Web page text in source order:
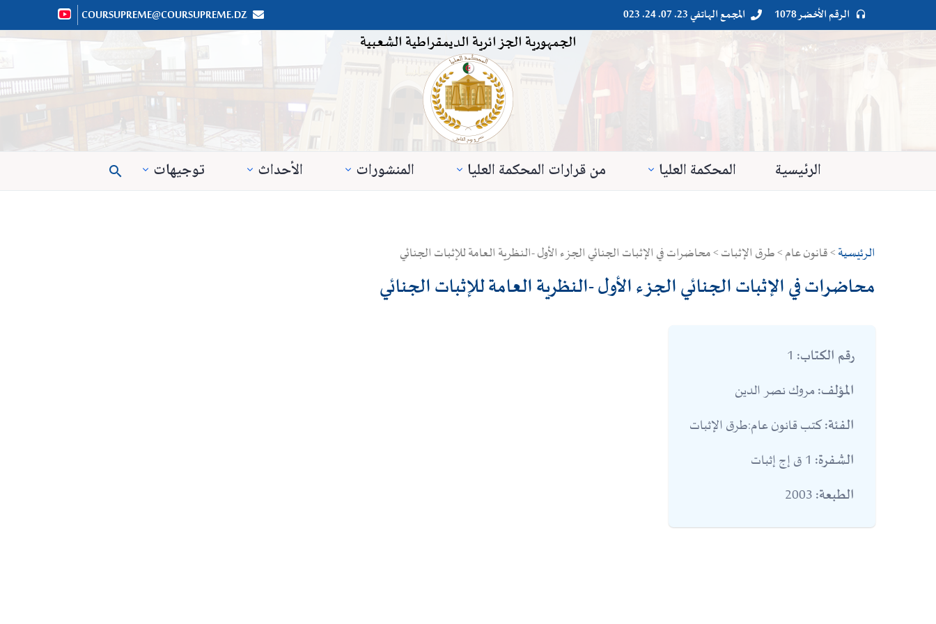

 الرقم الأخضر 1078 
 المجمع الهاتفي 23. 07. 24. 023 

COURSUPREME@COURSUPREME.DZ
الجمهورية الجزائرية الديمقراطية الشعبية
الرئيسية المحكمة العليا من قرارات المحكمة العليا المنشورات الأحداث توجيهات 
الرئيسية> قانون عام > طرق الإثبات > محاضرات في الإثبات الجنائي الجزء الأول -النظرية العامة للإثبات الجنائي
محاضرات في الإثبات الجنائي الجزء الأول -النظرية العامة للإثبات الجنائي
رقم الكتاب:
المؤلف:مروك نصر الدين
الفئة:كتب قانون عام:طرق الإثبات
الشفرة:
الطبعة: